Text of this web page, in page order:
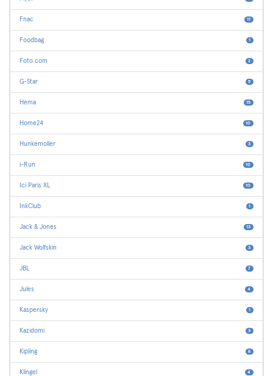
Fnac 11
Foodbag 1
Foto.com 2
G-Star 5
Hema 15
Home24 10
Hunkemoller 3
i-Run 10
Ici Paris XL 10
InkClub 1
Jack & Jones 13
Jack Wolfskin 3
JBL 7
Jules 4
Kaspersky 1
Kazidomi 3
Kipling 8
Klingel 4